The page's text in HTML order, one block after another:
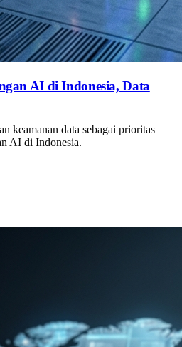
AI di Indonesia, Data
keamanan data sebagai prioritas
AI di Indonesia.